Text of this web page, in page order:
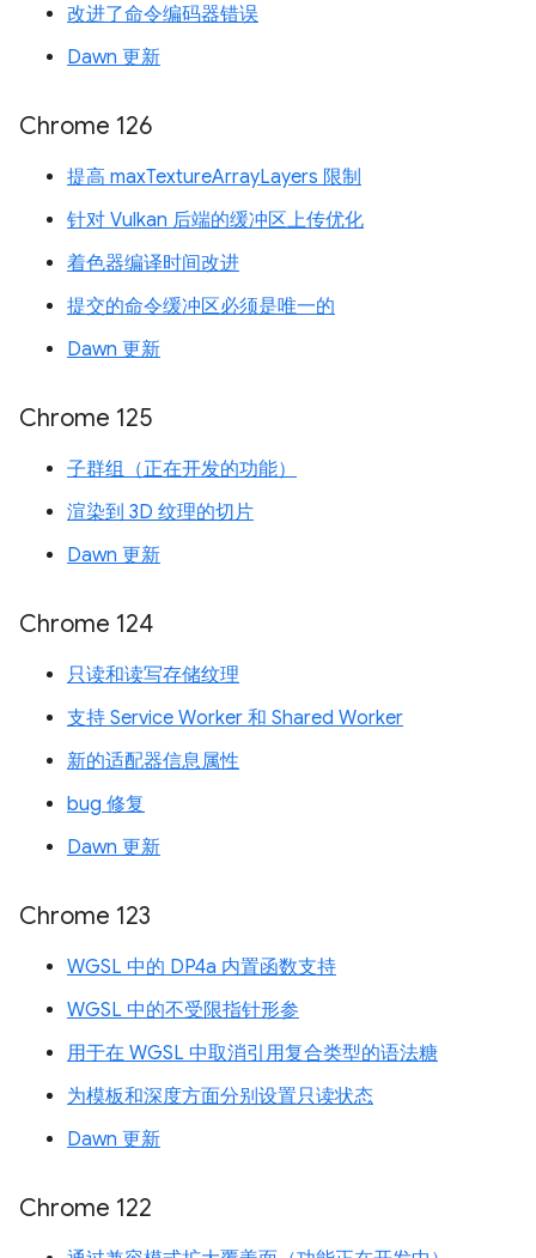
改进了命令编码器错误
Dawn 更新
Chrome 126
提高 maxTextureArrayLayers 限制
针对 Vulkan 后端的缓冲区上传优化
着色器编译时间改进
提交的命令缓冲区必须是唯一的
Dawn 更新
Chrome 125
子群组（正在开发的功能）
渲染到 3D 纹理的切片
Dawn 更新
Chrome 124
只读和读写存储纹理
支持 Service Worker 和 Shared Worker
新的适配器信息属性
bug 修复
Dawn 更新
Chrome 123
WGSL 中的 DP4a 内置函数支持
WGSL 中的不受限指针形参
用于在 WGSL 中取消引用复合类型的语法糖
为模板和深度方面分别设置只读状态
Dawn 更新
Chrome 122